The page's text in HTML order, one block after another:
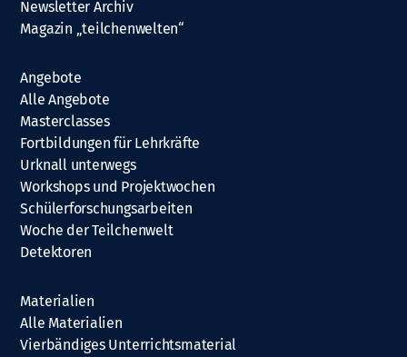
Newsletter Archiv
Magazin „teilchenwelten“
Angebote
Alle Angebote
Masterclasses
Fortbildungen für Lehrkräfte
Urknall unterwegs
Workshops und Projektwochen
Schülerforschungsarbeiten
Woche der Teilchenwelt
Detektoren
Materialien
Alle Materialien
Vierbändiges Unterrichtsmaterial